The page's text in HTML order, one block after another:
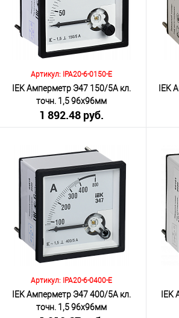
К сравнению
В избранное
Под заказ
К
В
Артикул: IPA20-6-0150-E
IEK Амперметр Э47 150/5А кл.
точн. 1,5 96х96мм
1 892.48 руб.
Количество:
В корзину
К сравнению
В избранное
Под заказ
IEK
К
В
Артикул: IPA20-6-0400-E
IEK Амперметр Э47 400/5А кл.
точн. 1,5 96х96мм